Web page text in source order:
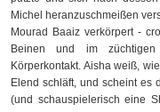
Michel heranzuschmeißen
Mourad Baaiz verkörpert -
Beinen und im
Körperkontakt. Aisha weiß,
Elend schläft, und scheint es
(und schauspielerisch eine